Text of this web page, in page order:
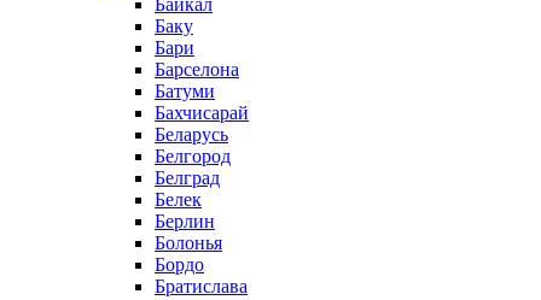
Байкал
Баку
Бари
Барселона
Батуми
Бахчисарай
Беларусь
Белгород
Белград
Белек
Берлин
Болонья
Бордо
Братислава